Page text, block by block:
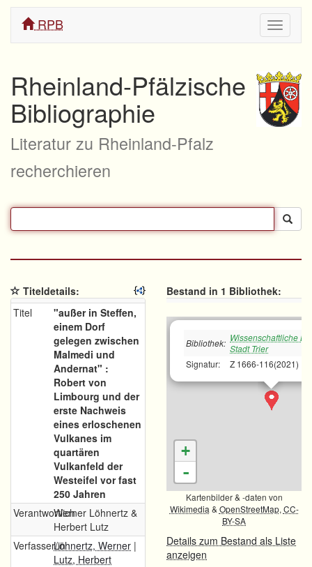
ein/
RPB
Rheinland-Pfälzische
Bibliographie
Literatur zu Rheinland-Pfalz
recherchieren
Titeldetails:
Titel
"außer in Steffen,
einem Dorf
gelegen zwischen
Malmedi und
Andernat" :
Robert von
Limbourg und der
erste Nachweis
eines erloschenen
Vulkanes im
quartären
Vulkanfeld der
Westeifel vor fast
250 Jahren
VerantwortlichWerner Löhnertz &
Herbert Lutz
Verfasser/inLöhnertz, Werner |
Lutz, Herbert
Bestand in 1 Bibliothek:
Bibliothek: Wissenschaftliche
Stadt Trier
Signatur:
Z 1666-116(2021)
+
-
Kartenbilder & -daten von
Wikimedia & OpenStreetMap, CC-
BY-SA
Details zum Bestand als Liste
anzeigen